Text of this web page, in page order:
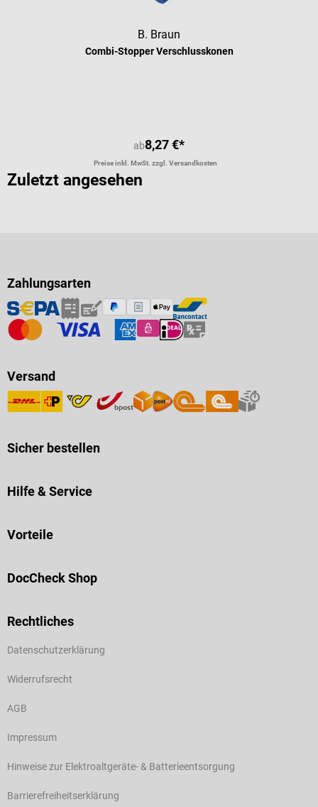
B. Braun
Combi-Stopper Verschlusskonen
ab8,27 €*
Preise inkl. MwSt. zzgl. Versandkosten
Zuletzt angesehen
Zahlungsarten
Versand
Sicher bestellen
Hilfe & Service
Vorteile
DocCheck Shop
Rechtliches
Datenschutzerklärung
Widerrufsrecht
AGB
Impressum
Hinweise zur Elektroaltgeräte- & Batterieentsorgung
Barrierefreiheitserklärung